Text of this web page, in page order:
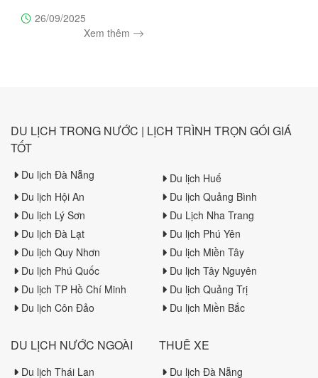
An, Charming Đà Nẵng, À
Ố Show. Đặt vé ưu đãi
26/09/2025
Xem thêm
DU LỊCH TRONG NƯỚC | LỊCH TRÌNH TRỌN GÓI GIÁ
TỐT
Du lịch Đà Nẵng
Du lịch Huế
Du lịch Hội An
Du lịch Quảng Bình
Du lịch Lý Sơn
Du Lịch Nha Trang
Du lịch Đà Lạt
Du lịch Phú Yên
Du lịch Quy Nhơn
Du lịch Miền Tây
Du lịch Phú Quốc
Du lịch Tây Nguyên
Du lịch TP Hồ Chí Minh
Du lịch Quảng Trị
Du lịch Côn Đảo
Du lịch Miền Bắc
DU LỊCH NƯỚC NGOÀI
Du lịch Thái Lan
THUÊ XE
Du lịch Đà Nẵng